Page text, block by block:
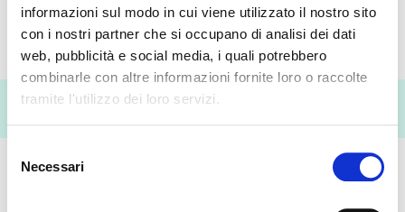
informazioni sul modo in cui viene utilizzato il nostro sito
con i nostri partner che si occupano di analisi dei dati
web, pubblicità e social media, i quali potrebbero
combinarle con altre informazioni fornite loro o raccolte
tramite l'utilizzo dei loro servizi.
delNecessari
© Copyright 2026 - Rextart S.r.l., Via Camerata Picena 385 00138, P.I.